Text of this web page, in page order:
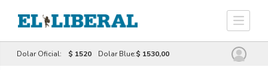
Dolar Oficial: $ 1520 Dolar Blue:$ 1530,00